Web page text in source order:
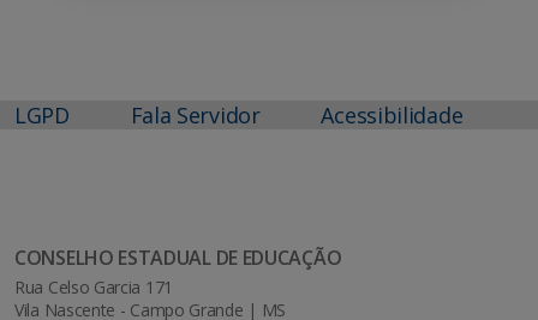
LGPD Fala Servidor Acessibilidade
CONSELHO ESTADUAL DE EDUCAÇÃO
Rua Celso Garcia 171
Vila Nascente - Campo Grande | MS